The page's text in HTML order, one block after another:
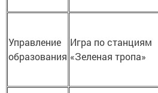
Управление
образования
Игра по станциям
«Зеленая тропа»